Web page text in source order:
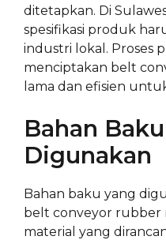
ditetapkan. Di
spesifikasi produk
industri lokal. Proses
menciptakan belt
lama dan efisien
Bahan
Digunakan
Bahan baku yang
belt conveyor rubber
material yang